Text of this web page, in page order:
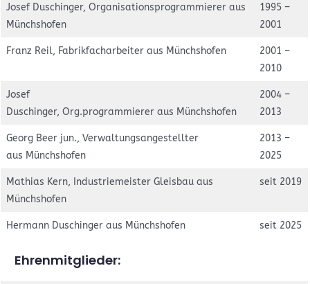
Josef Duschinger, Organisationsprogrammierer aus
Münchshofen
1995 –
2001
Franz Reil, Fabrikfacharbeiter aus Münchshofen
2001 –
2010
Josef
Duschinger, Org.programmierer aus Münchshofen
2004 –
2013
Georg Beer jun., Verwaltungsangestellter
aus Münchshofen
2013 –
2025
Mathias Kern, Industriemeister Gleisbau aus
Münchshofen
seit 2019
Hermann Duschinger aus Münchshofen seit 2025
Ehrenmitglieder: